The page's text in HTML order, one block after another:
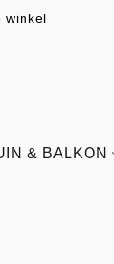
winkel
& BALKON